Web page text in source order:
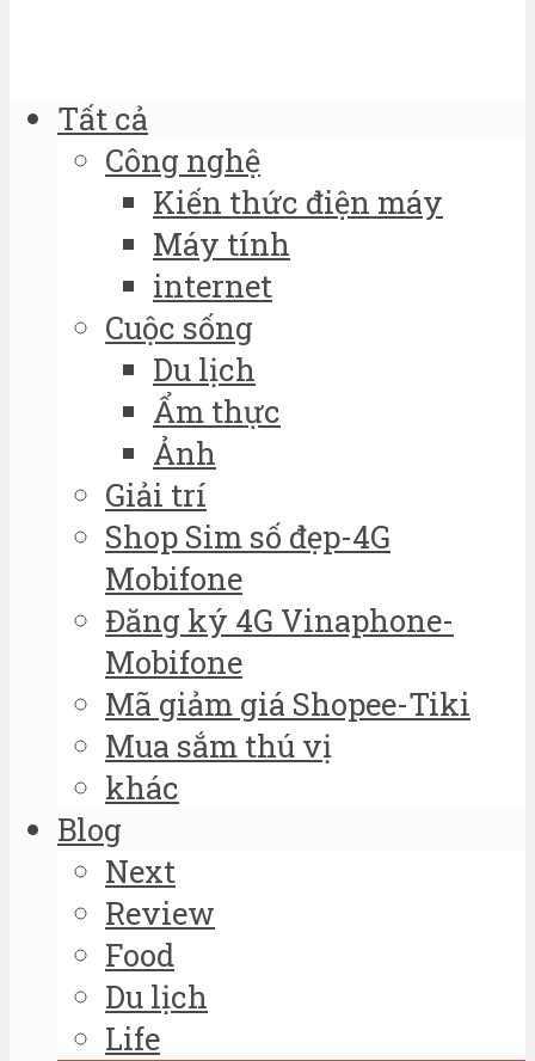
Tất cả
Công nghệ
Kiến thức điện máy
Máy tính
internet
Cuộc sống
Du lịch
Ẩm thực
Ảnh
Giải trí
Shop Sim số đẹp-4G
Mobifone
Đăng ký 4G Vinaphone-
Mobifone
Mã giảm giá Shopee-Tiki
Mua sắm thú vị
khác
Blog
Next
Review
Food
Du lịch
Life